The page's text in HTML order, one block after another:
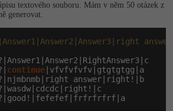
specialista
(AI)
textového souboru. Mám v něm 50 otázek z
generovat.
continue |vfvfvfvfv|gtgtgtgg|a
answer|right!|b